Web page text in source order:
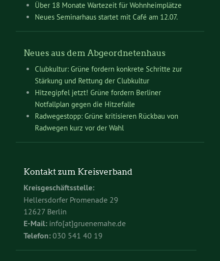
Über 18 Monate Wartezeit für Wohnheimplätze
Neues Seminarhaus startet mit Café am 12.07.
Neues aus dem Abgeordnetenhaus
Clubkultur: Grüne fordern konkrete Schritte zur
Stärkung und Rettung der Clubkultur
Hitzegipfel jetzt! Grüne fordern Berliner
Notfallplan gegen die Hitzefalle
Radwegestopp: Grüne kritisieren Rückbau von
Radwegen kurz vor der Wahl
Kontakt zum Kreisverband
Kreisgeschäftsstelle:
Hellersdorfer Promenade 29
12627 Berlin
E-Mail: info[at]gruenemahe.de
Telefon: 030 541 40 19